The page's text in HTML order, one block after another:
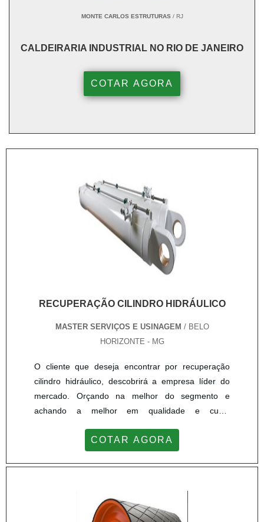
MONTE CARLOS ESTRUTURAS/ RJ
CALDEIRARIA INDUSTRIAL NO RIO DE JANEIRO
COTAR AGORA
RECUPERAÇÃO CILINDRO HIDRÁULICO
MASTER SERVIÇOS E USINAGEM / BELO
HORIZONTE - MG
O cliente que deseja encontrar por recuperação
cilindro hidráulico, descobrirá a empresa líder do
mercado. Orçando na melhor do segmento e
achando a melhor em qualidade e custo
cilindro hidráulico, com a Master Serviços e
comprometimento com os resultados dos
HIDRÁULICOHá muitas maneiras eficientes de
demonstrar competência e excelência em uma área
COTAR AGORA